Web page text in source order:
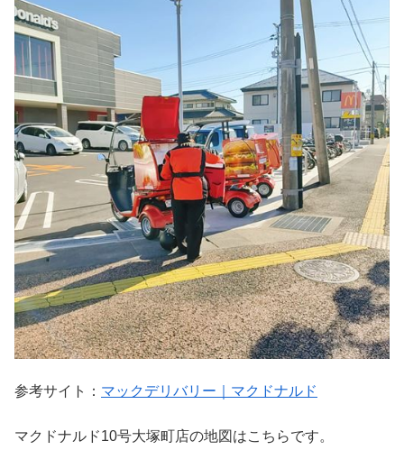
参考サイト： マックデリバリー｜マクドナルド
マクドナルド10号大塚町店の地図はこちらです。